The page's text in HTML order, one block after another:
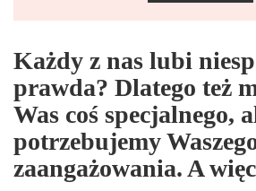
Każdy z nas lubi
prawda? Dlatego też
Was coś specjalnego,
potrzebujemy
zaangażowania. A